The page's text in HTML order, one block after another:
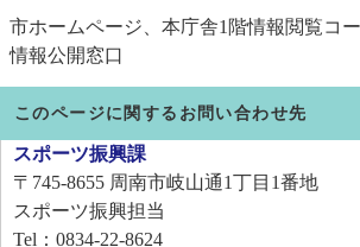
市ホームページ、本庁舎1階情報閲覧コ
情報公開窓口
このページに関するお問い合わせ先
スポーツ振興課
〒745-8655 周南市岐山通1丁目1番地
スポーツ振興担当
Tel：0834-22-8624